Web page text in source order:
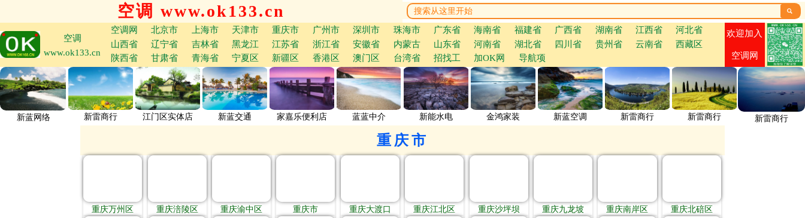
空调 www.ok133.cn 
空调
www.ok133.cn
空调网 北京市 上海市 天津市 重庆市 广州市 深圳市 珠海市 广东省 海南省 福建省 广西省 湖南省 江西省
河北省
山西省
辽宁省 吉林省 黑龙江 江苏省 浙江省 安徽省 内蒙古 山东省 河南省 湖北省 四川省 贵州省 云南省
西藏区
陕西省
甘肃省 青海省 宁夏区 新疆区 香港区 澳门区 台湾省 招找工 加OK网 导航项
欢迎加入
空调网
新蓝网络 新雷商行 江门区实体店 新蓝交通 家嘉乐便利店 蓝蓝中介 新能水电 金鸿家装 新蓝空调 新雷商行 新雷商行 新雷商行
重庆市
重庆万州区 重庆涪陵区 重庆渝中区 重庆市 重庆大渡口 重庆江北区 重庆沙坪坝 重庆九龙坡 重庆南岸区 重庆北碚区